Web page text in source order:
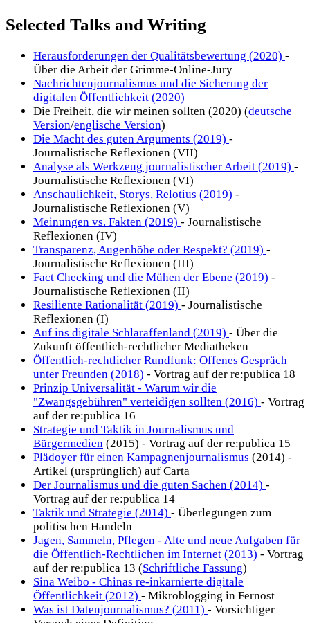
Selected Talks and Writing
Herausforderungen der Qualitätsbewertung (2020) -
Über die Arbeit der Grimme-Online-Jury
Nachrichtenjournalismus und die Sicherung der
digitalen Öffentlichkeit (2020)
Die Freiheit, die wir meinen sollten (2020) (deutsche
Version/englische Version)
Die Macht des guten Arguments (2019) -
Journalistische Reflexionen (VII)
Analyse als Werkzeug journalistischer Arbeit (2019) -
Journalistische Reflexionen (VI)
Anschaulichkeit, Storys, Relotius (2019) -
Journalistische Reflexionen (V)
Meinungen vs. Fakten (2019) - Journalistische
Reflexionen (IV)
Transparenz, Augenhöhe oder Respekt? (2019) -
Journalistische Reflexionen (III)
Fact Checking und die Mühen der Ebene (2019) -
Journalistische Reflexionen (II)
Resiliente Rationalität (2019) - Journalistische
Reflexionen (I)
Auf ins digitale Schlaraffenland (2019) - Über die
Zukunft öffentlich-rechtlicher Mediatheken
Öffentlich-rechtlicher Rundfunk: Offenes Gespräch
unter Freunden (2018) - Vortrag auf der re:publica 18
Prinzip Universalität - Warum wir die
"Zwangsgebühren" verteidigen sollten (2016) - Vortrag
auf der re:publica 16
Strategie und Taktik in Journalismus und
Bürgermedien (2015) - Vortrag auf der re:publica 15
Plädoyer für einen Kampagnenjournalismus (2014) -
Artikel (ursprünglich) auf Carta
Der Journalismus und die guten Sachen (2014) -
Vortrag auf der re:publica 14
Taktik und Strategie (2014) - Überlegungen zum
politischen Handeln
Jagen, Sammeln, Pflegen - Alte und neue Aufgaben für
die Öffentlich-Rechtlichen im Internet (2013) - Vortrag
auf der re:publica 13 (Schriftliche Fassung)
Sina Weibo - Chinas re-inkarnierte digitale
Öffentlichkeit (2012) - Mikroblogging in Fernost
Was ist Datenjournalismus? (2011) - Vorsichtiger